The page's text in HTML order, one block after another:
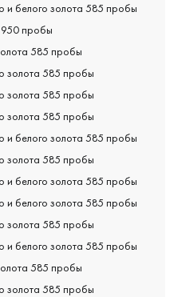
и белого золота 585 пробы
950 пробы
585 пробы
золота 585 пробы
золота 585 пробы
золота 585 пробы
и белого золота 585 пробы
золота 585 пробы
и белого золота 585 пробы
и белого золота 585 пробы
золота 585 пробы
и белого золота 585 пробы
585 пробы
золота 585 пробы